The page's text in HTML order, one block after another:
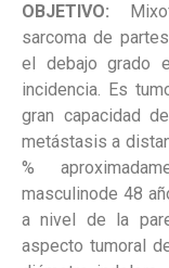
OBJETIVO:
sarcoma de
el debajo grado
incidencia. Es
gran capacidad
metástasis a
%
masculinode 48
a nivel de la
aspecto tumoral